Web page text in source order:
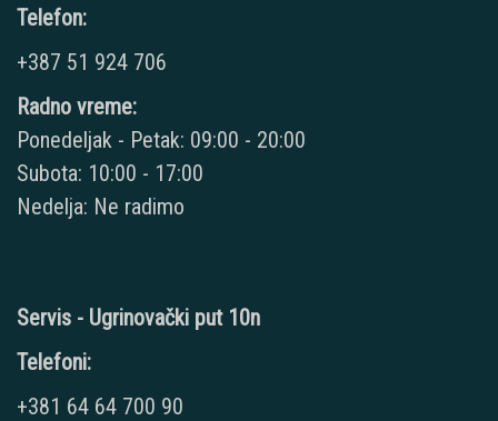
Telefon:
+387 51 924 706
Radno vreme:
Ponedeljak - Petak: 09:00 - 20:00
Subota: 10:00 - 17:00
Nedelja: Ne radimo
Servis - Ugrinovački put 10n
Telefoni:
+381 64 64 700 90